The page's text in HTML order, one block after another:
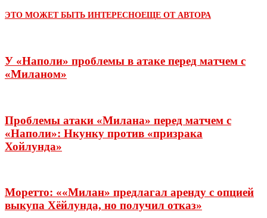
ЭТО МОЖЕТ БЫТЬ ИНТЕРЕСНОЕЩЕ ОТ АВТОРА
У «Наполи» проблемы в атаке перед матчем с
«Миланом»
Проблемы атаки «Милана» перед матчем с
«Наполи»: Нкунку против «призрака
Хойлунда»
Моретто: ««Милан» предлагал аренду с опцией
выкупа Хёйлунда, но получил отказ»